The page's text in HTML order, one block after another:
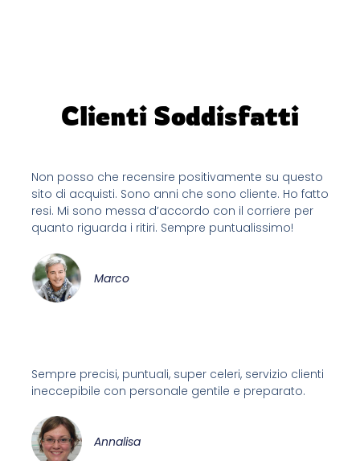
Clienti Soddisfatti
Non posso che recensire positivamente su questo
sito di acquisti. Sono anni che sono cliente. Ho fatto
resi. Mi sono messa d’accordo con il corriere per
quanto riguarda i ritiri. Sempre puntualissimo!
Marco
Sempre precisi, puntuali, super celeri, servizio clienti
ineccepibile con personale gentile e preparato.
Annalisa